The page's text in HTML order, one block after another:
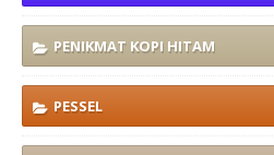
PENIKMAT KOPI HITAM
PESSEL